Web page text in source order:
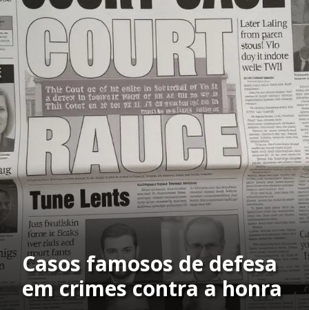
Casos famosos de defesa
em crimes contra a honra